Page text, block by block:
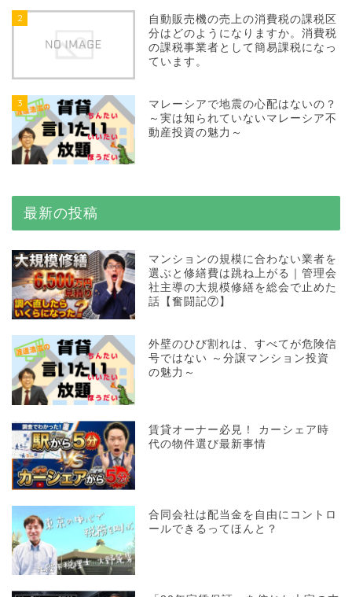
2
自動販売機の売上の消費税の課税区
分はどのようになりますか。消費税
の課税事業者として簡易課税になっ
ています。
3
マレーシアで地震の心配はないの？
～実は知られていないマレーシア不
動産投資の魅力～
最新の投稿
マンションの規模に合わない業者を
選ぶと修繕費は跳ね上がる｜管理会
社主導の大規模修繕を総会で止めた
話【奮闘記⑦】
外壁のひび割れは、すべてが危険信
号ではない ～分譲マンション投資
の魅力～
賃貸オーナー必見！ カーシェア時
代の物件選び最新事情
合同会社は配当金を自由にコントロ
ールできるってほんと？